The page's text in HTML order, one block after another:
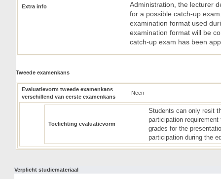
Extra info
Administration, the lecturer
for a possible catch-up
examination format used
examination format will be
catch-up exam has been
Tweede examenkans
Evaluatievorm tweede examenkans
verschillend van eerste examenkans
Neen
Toelichting evaluatievorm
Students can only resit
participation
grades for the
participation during the
Verplicht studiemateriaal